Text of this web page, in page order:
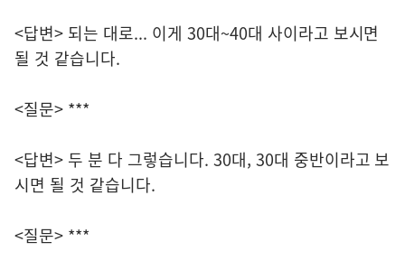
<답변> 되는 대로... 이게 30대~40대 사이라고 보시면
될 것 같습니다.
<질문> ***
<답변> 두 분 다 그렇습니다. 30대, 30대 중반이라고 보
시면 될 것 같습니다.
<질문> ***